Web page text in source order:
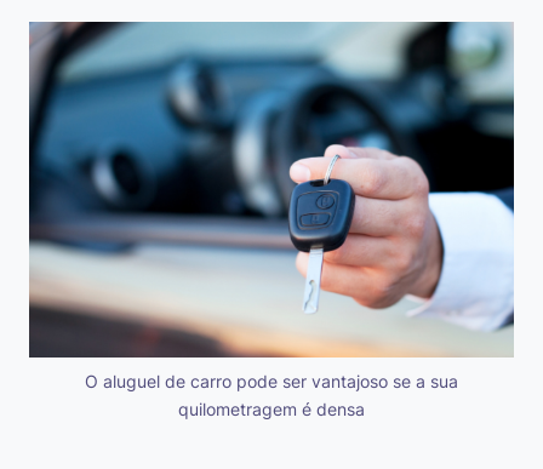
O aluguel de carro pode ser vantajoso se a sua
quilometragem é densa